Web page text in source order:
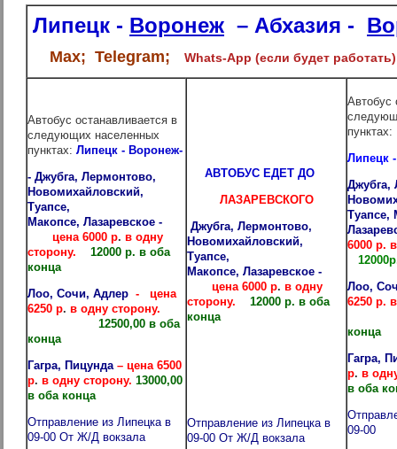
Липецк - Воронеж – Абхазия -
Max; Telegram; Whats-App (если будет работать)
Автобус останавливается в
следующих населенных
пунктах: Липецк - Воронеж-
- Джубга, Лермонтово,
Новомихайловский,
Туапсе,
Макопсе, Лазаревское -
цена 6000 р. в одну
сторону. 12000 р. в оба
конца
Лоо, Сочи, Адлер - цена
6250 р. в одну сторону.
12500,00 в оба
конца
Гагра, Пицунда – цена 6500
р. в одну сторону. 13000,00
в оба конца
Отправление из Липецка в
09-00 От Ж/Д вокзала
АВТОБУС ЕДЕТ ДО
ЛАЗАРЕВСКОГО
Джубга, Лермонтово,
Новомихайловский,
Туапсе,
Макопсе, Лазаревское -
цена 6000 р. в одну
сторону. 12000 р. в оба
конца
Отправление из Липецка в
09-00 От Ж/Д вокзала
Автобус
пунктах:
Липецк
Джубга,
Туапсе,
6000 р.
12
Лоо,
6250 р.
конца
Гагра,
р. в
в оба
09-00